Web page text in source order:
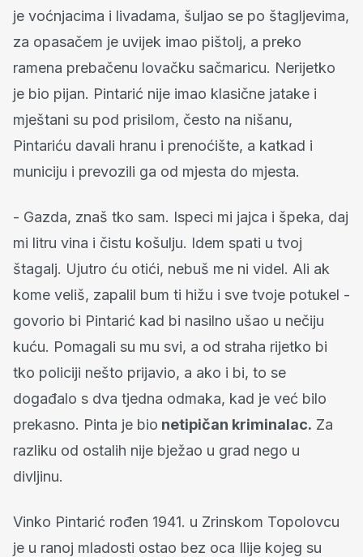
je voćnjacima i livadama, šuljao se po štagljevima,
za opasačem je uvijek imao pištolj, a preko
ramena prebačenu lovačku sačmaricu. Nerijetko
je bio pijan. Pintarić nije imao klasične jatake i
mještani su pod prisilom, često na nišanu,
Pintariću davali hranu i prenoćište, a katkad i
municiju i prevozili ga od mjesta do mjesta.
- Gazda, znaš tko sam. Ispeci mi jajca i špeka, daj
mi litru vina i čistu košulju. Idem spati u tvoj
štagalj. Ujutro ću otići, nebuš me ni videl. Ali ak
kome veliš, zapalil bum ti hižu i sve tvoje potukel -
govorio bi Pintarić kad bi nasilno ušao u nečiju
kuću. Pomagali su mu svi, a od straha rijetko bi
tko policiji nešto prijavio, a ako i bi, to se
događalo s dva tjedna odmaka, kad je već bilo
prekasno. Pinta je bio netipičan kriminalac. Za
razliku od ostalih nije bježao u grad nego u
divljinu.
Vinko Pintarić rođen 1941. u Zrinskom Topolovcu
je u ranoj mladosti ostao bez oca Ilije kojeg su